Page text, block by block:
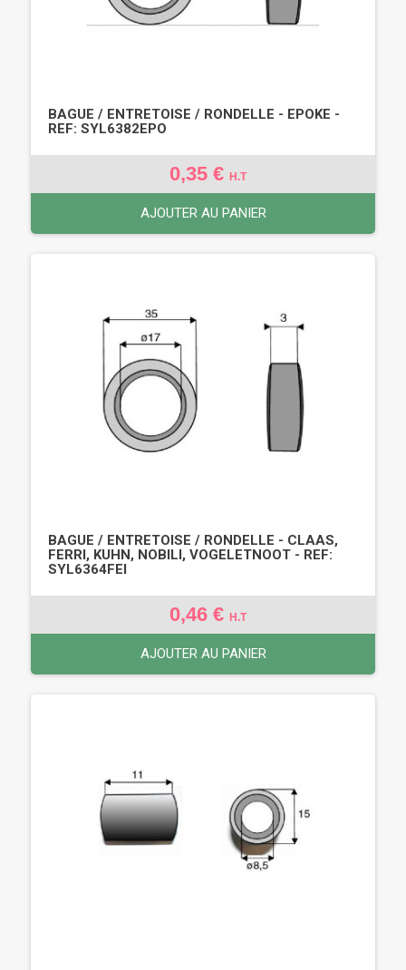
BAGUE / ENTRETOISE / RONDELLE - EPOKE -
REF: SYL6382EPO
0,35 € H.T
AJOUTER AU PANIER
BAGUE / ENTRETOISE / RONDELLE - CLAAS,
FERRI, KUHN, NOBILI, VOGELETNOOT - REF:
SYL6364FEI
0,46 € H.T
AJOUTER AU PANIER